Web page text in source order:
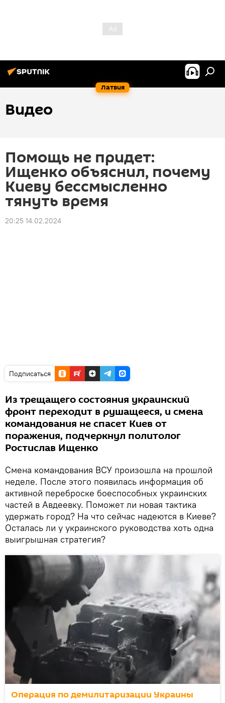
Латвия
Видео
Помощь не придет:
Ищенко объяснил, почему
Киеву бессмысленно
тянуть время
20:25 14.02.2024
Подписаться
Из трещащего состояния украинский
фронт переходит в рушащееся, и смена
командования не спасет Киев от
поражения, подчеркнул политолог
Ростислав Ищенко
Смена командования ВСУ произошла на прошлой
неделе. После этого появилась информация об
активной переброске боеспособных украинских
частей в Авдеевку. Поможет ли новая тактика
удержать город? На что сейчас надеются в Киеве?
Осталась ли у украинского руководства хоть одна
выигрышная стратегия?
Операция по демилитаризации Украины